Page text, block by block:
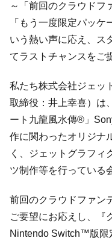
～「前回のクラウドフ
「もう一度限定パッ
いう熱い声に応え、ス
てラストチャンスをご
私たち株式会社ジェッ
取締役：井上幸喜）は
ート九龍風水傳®」
作に関わったオリジナ
く、ジェットグラフィ
ツ制作等を行っている
前回のクラウドファン
ご要望にお応えし、『
Nintendo Switch™版限